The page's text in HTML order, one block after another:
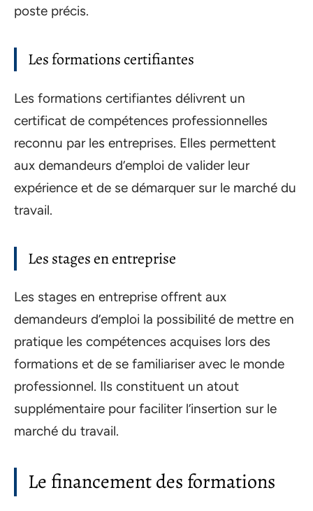
poste précis.
Les formations certifiantes
Les formations certifiantes délivrent un
certificat de compétences professionnelles
reconnu par les entreprises. Elles permettent
aux demandeurs d’emploi de valider leur
expérience et de se démarquer sur le marché du
travail.
Les stages en entreprise
Les stages en entreprise offrent aux
demandeurs d’emploi la possibilité de mettre en
pratique les compétences acquises lors des
formations et de se familiariser avec le monde
professionnel. Ils constituent un atout
supplémentaire pour faciliter l’insertion sur le
marché du travail.
Le financement des formations